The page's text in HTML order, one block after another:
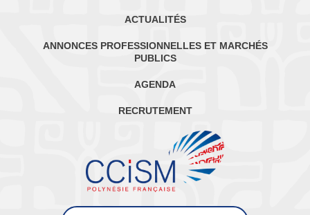
ACTUALITÉS
ANNONCES PROFESSIONNELLES ET MARCHÉS
PUBLICS
AGENDA
RECRUTEMENT